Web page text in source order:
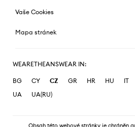
Vaše Cookies
Mapa stránek
WEARETHEANSWEAR IN:
BG CY CZ GR HR HU IT
UA
UA(RU)
Obsah této webové stránky je chráněn